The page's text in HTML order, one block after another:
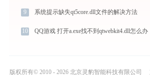
9 系统提示缺失qt5core.dll文件的解决方法
10 QQ游戏 打开a.exe找不到qtwebkit4.dll怎么办
版权所有© 2010 - 2026 北京灵豹智能科技有限公司